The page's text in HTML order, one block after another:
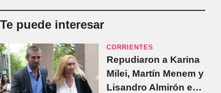
Te puede interesar
CORRIENTES
Repudiaron a Karina
Milei, Martín Menem y
Lisandro Almirón en